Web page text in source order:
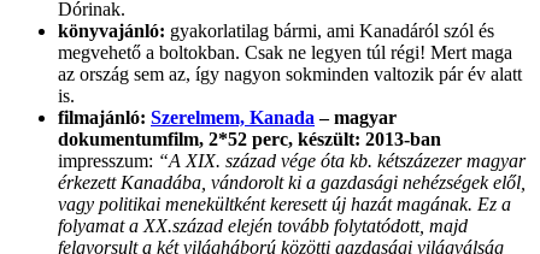
Dórinak.
könyvajánló: gyakorlatilag bármi, ami Kanadáról szól és
megvehető a boltokban. Csak ne legyen túl régi! Mert maga
az ország sem az, így nagyon sokminden valtozik pár év alatt
is.
filmajánló: Szerelmem, Kanada – magyar
dokumentumfilm, 2*52 perc, készült: 2013-ban
impresszum: “A XIX. század vége óta kb. kétszázezer magyar
érkezett Kanadába, vándorolt ki a gazdasági nehézségek elől,
vagy politikai menekültként keresett új hazát magának. Ez a
folyamat a XX.század elején tovább folytatódott, majd
felgyorsult a két világháború közötti gazdasági világválság